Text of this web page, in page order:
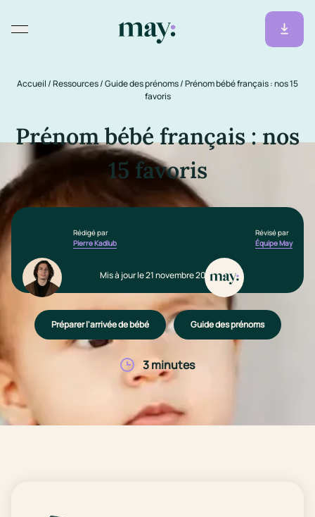
Accueil/Ressources/Guide des prénoms/Prénom bébé français : nos 15
favoris
Prénom bébé français : nos
15 favoris
Rédigé par
Pierre Kadlub
Révisé par
Équipe May
Mis à jour le 21 novembre 2025
Préparer l'arrivée de bébé Guide des prénoms
3 minutes